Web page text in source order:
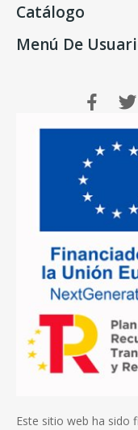
Catálogo
Menú De
Este sitio web ha sido